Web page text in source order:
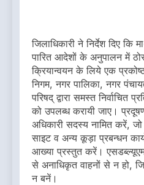
जिलाधिकारी ने निर्देश दिए कि
पारित आदेशों के अनुपालन में
क्रियान्वयन के लिये एक
निगम, नगर पालिका, नगर
परिषद् द्वारा समस्त निर्वाचित
को उपलब्ध करायी जाए।
अधिकारी सदस्य नामित करें,
साइट व अन्य कूड़ा प्रबन्धन
आख्या प्रस्तुत करें।
से अनाधिकृत वाहनों से न हो,
न बनें।